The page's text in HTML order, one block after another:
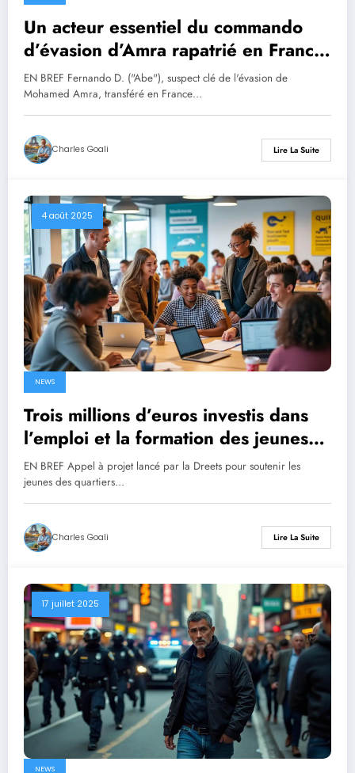
Un acteur essentiel du commando
d’évasion d’Amra rapatrié en France
ce jeudi
EN BREF Fernando D. ("Abe"), suspect clé de l'évasion de
Mohamed Amra, transféré en France…
Charles Goali Lire La Suite
4 août 2025
NEWS
Trois millions d’euros investis dans
l’emploi et la formation des jeunes
des quartiers prioritaires des Hauts-
de-France
EN BREF Appel à projet lancé par la Dreets pour soutenir les
jeunes des quartiers…
Charles Goali Lire La Suite
17 juillet 2025
NEWS